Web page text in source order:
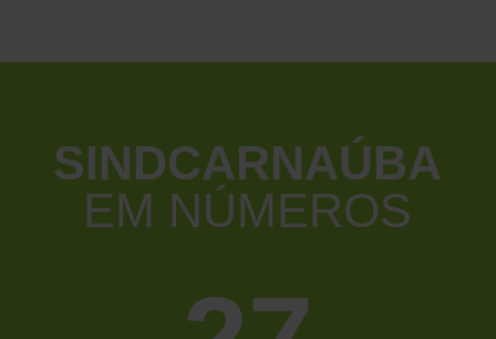
SINDCARNAÚBA
EM NÚMEROS